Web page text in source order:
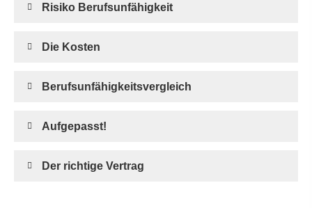
Risiko Berufs­unfähig­keit
Die Kosten
Berufs­unfähig­keitsvergleich
Aufgepasst!
Der richtige Vertrag